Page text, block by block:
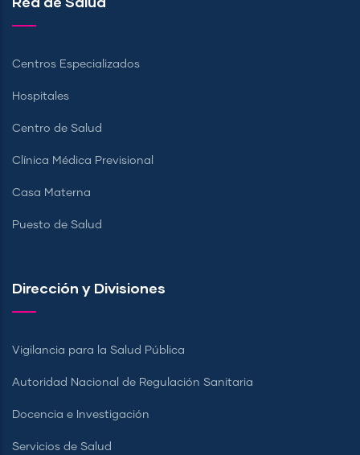
Centros Especializados
Hospitales
Centro de Salud
Clínica Médica Previsional
Casa Materna
Puesto de Salud
Dirección y Divisiones
Vigilancia para la Salud Pública
Autoridad Nacional de Regulación Sanitaria
Docencia e Investigación
Servicios de Salud